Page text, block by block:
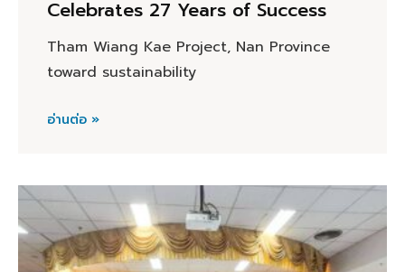
Celebrates 27 Years of Success
Tham Wiang Kae Project, Nan Province
toward sustainability
อ่านต่อ »